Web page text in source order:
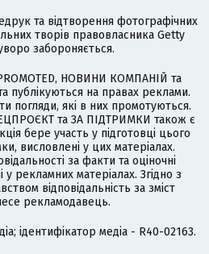
та відтворення фотографічних
творів правовласника Getty
забороняється.
НОВИНИ КОМПАНІЙ та
публікуються на правах реклами.
погляди, які в них промотуються.
та ЗА ПІДТРИМКИ також є
бере участь у підготовці цього
висловлені у цих матеріалах.
за факти та оціночні
рекламних матеріалах. Згідно з
відповідальність за зміст
рекламодавець.
ідентифікатор медіа - R40-02163.